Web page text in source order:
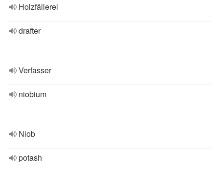
Holzfällerei
drafter
Verfasser
niobium
Niob
potash